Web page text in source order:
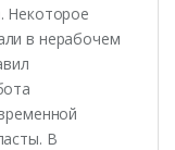
Некоторое
в нерабочем
В